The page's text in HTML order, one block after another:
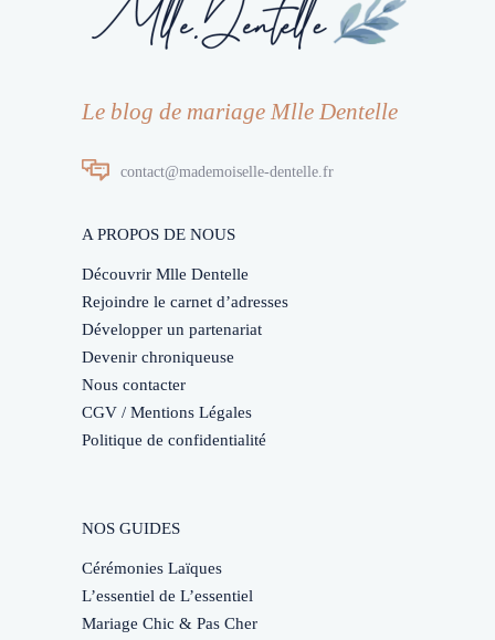
Le blog de mariage Mlle Dentelle
contact@mademoiselle-dentelle.fr
A PROPOS DE NOUS
Découvrir Mlle Dentelle
Rejoindre le carnet d’adresses
Développer un partenariat
Devenir chroniqueuse
Nous contacter
CGV / Mentions Légales
Politique de confidentialité
NOS GUIDES
Cérémonies Laïques
L’essentiel de L’essentiel
Mariage Chic & Pas Cher